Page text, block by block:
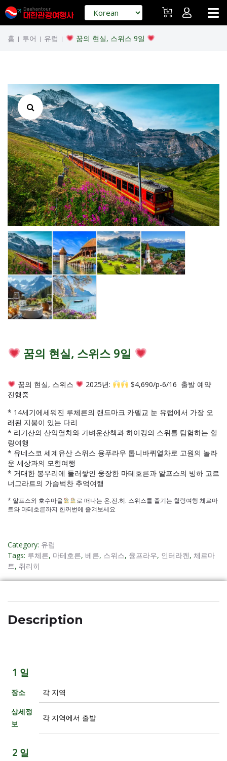
홈 | 투어 | 유럽 | 꿈의 현실, 스위스 9일
꿈의 현실, 스위스 9일
꿈의 현실, 스위스 2025년:
$4,690/p-6/16 출발 예약
진행중
* 14세기에세워진 루체른의 랜드마크 카펠교 눈 유럽에서 가장 오
래된 지붕이 있는 다리
* 리기산의 산악열차와 가벼운산책과 하이킹의 스위를 탐험하는 힐
링여행
* 유네스코 세계유산 스위스 융푸라우 톱니바퀴열차로 고원의 놀라
운 세상과의 모험여행
* 거대한 봉우리에 둘러쌓인 웅장한 마테호른과 알프스의 빙하 고르
너그라트의 가슴벅찬 추억여행
* 알프스와 호수마을
로 떠나는 온.전.히. 스위스를 즐기는 힐링여행 체르마
트와 마테호른까지 한꺼번에 즐겨보세요
Category: 유럽
Tags: 루체른, 마테호른, 베른, 스위스, 융프라우, 인터라켄, 체르마
트, 취리히
Description
1 일
장소
각 지역
상세정
보
각 지역에서 출발
2 일